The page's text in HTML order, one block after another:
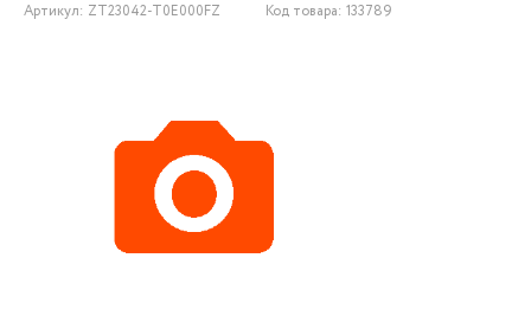
Артикул: ZT23042-T0E000FZ Код товара: 133789